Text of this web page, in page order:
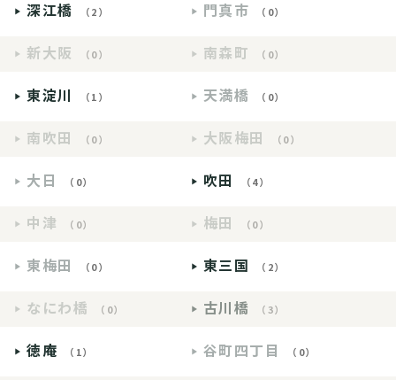
深江橋 （2） 門真市 （0）
新大阪 （0） 南森町 （0）
東淀川 （1） 天満橋 （0）
南吹田 （0） 大阪梅田 （0）
大日 （0） 吹田 （4）
中津 （0） 梅田 （0）
東梅田 （0） 東三国 （2）
なにわ橋 （0） 古川橋 （3）
徳庵 （1） 谷町四丁目 （0）